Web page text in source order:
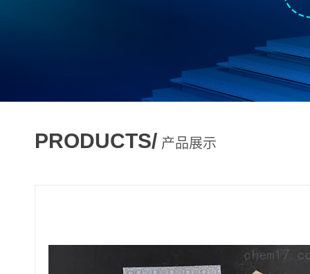
PRODUCTS/ 产品展示